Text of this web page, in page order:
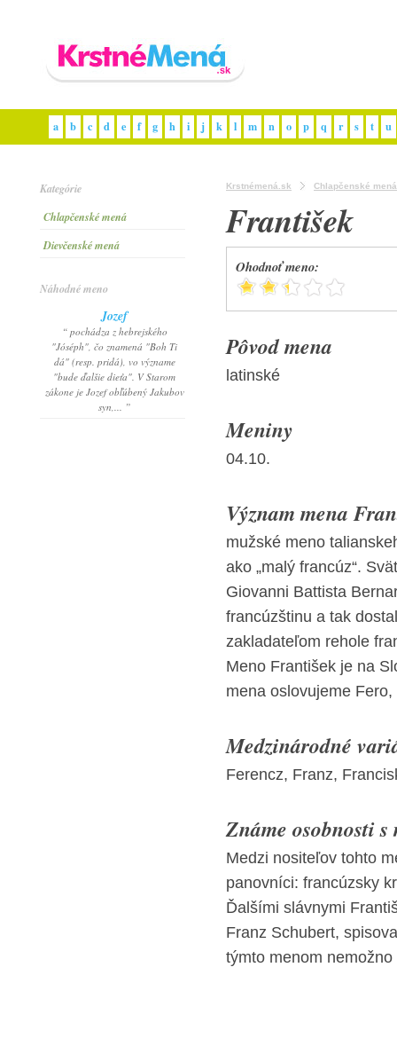
a b c d e f g h i j k l m n o p q r s t u
Kategórie
Chlapčenské mená
Dievčenské mená
Náhodné meno
Jozef
“ pochádza z hebrejského
"Jóséph", čo znamená "Boh Ti
dá" (resp. pridá), vo význame
"bude ďalšie dieťa". V Starom
zákone je Jozef obľúbený Jakubov
syn,... ”
Krstnémená.sk Chlapčenské mená
František
Ohodnoť meno:
Pôvod mena
latinské
Meniny
04.10.
Význam mena
mužské meno
ako „malý francúz“.
Giovanni Battista
francúzštinu a tak
zakladateľom rehole
Meno František je na
mena oslovujeme
Medzinárodné
Ferencz, Franz,
Známe osobnosti
Medzi nositeľov tohto
panovníci: francúzsky
Ďalšími slávnymi
Franz Schubert,
týmto menom